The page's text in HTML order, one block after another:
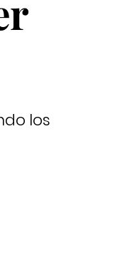
los